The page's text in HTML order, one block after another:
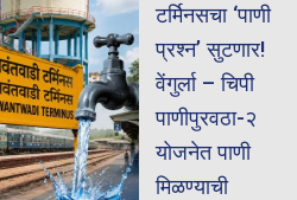
टर्मिनसचा ‘पाणी
प्रश्न’ सुटणार!
वेंगुर्ला – चिपी
पाणीपुरवठा-२
योजनेत पाणी
मिळण्याची